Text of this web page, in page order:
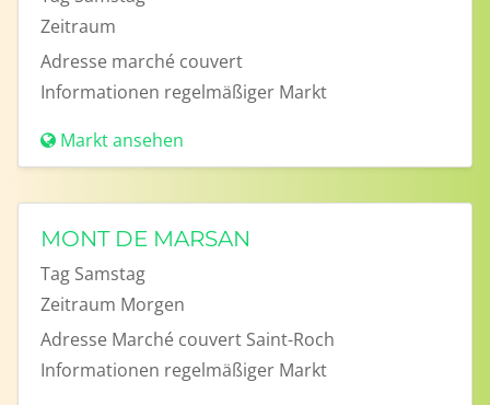
Zeitraum
Adresse marché couvert
Informationen regelmäßiger Markt
Markt ansehen
MONT DE MARSAN
Tag Samstag
Zeitraum Morgen
Adresse Marché couvert Saint-Roch
Informationen regelmäßiger Markt